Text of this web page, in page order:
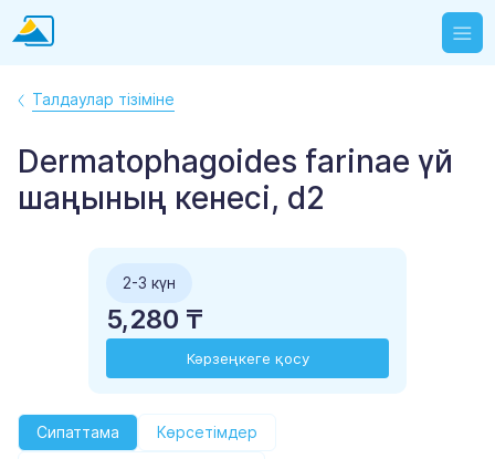
Талдаулар тізіміне
Dermatophagoides farinae үй
шаңының кенесі, d2
2-3 күн
5,280 ₸
Кәрзеңкеге қосу
Сипаттама
Көрсетімдер